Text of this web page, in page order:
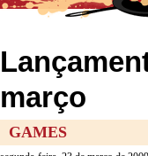
março
GAMES